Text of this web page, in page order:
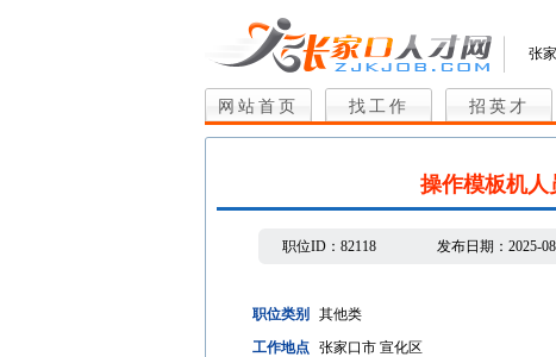
张
网站首页 找工作 招英才
操作模板机人
职位ID： 82118 发布日期： 2025-
职位类别
其他类
工作地点 张家口市 宣化区